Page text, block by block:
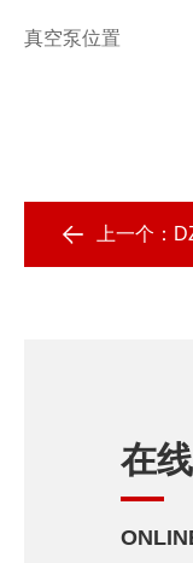
真空泵位置
上一个：
在